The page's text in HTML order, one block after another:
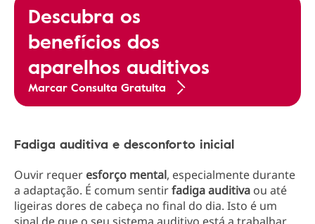
Descubra os
benefícios dos
aparelhos auditivos
Marcar Consulta Gratuita
Fadiga auditiva e desconforto inicial
Ouvir requer esforço mental, especialmente durante
a adaptação. É comum sentirfadiga auditiva ou até
ligeiras dores de cabeça no final do dia. Isto é um